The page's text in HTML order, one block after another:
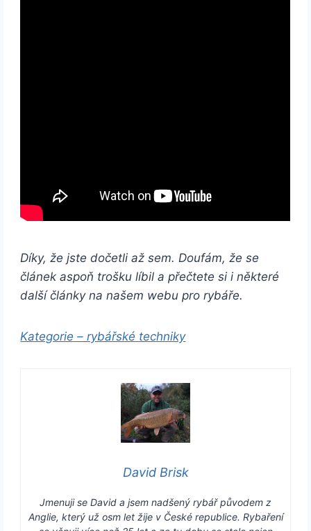
Díky, že jste dočetli až sem. Doufám, že se
článek aspoň trošku líbil a přečtete si i některé
další články na našem webu pro rybáře.
Kategorie – rybářské techniky
David Brisk
Jmenuji se David a jsem nadšený rybář původem z
Anglie, který už osm let žije v České republice. Rybaření